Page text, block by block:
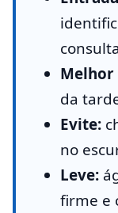
da
Evite:
no
Leve:
firme e